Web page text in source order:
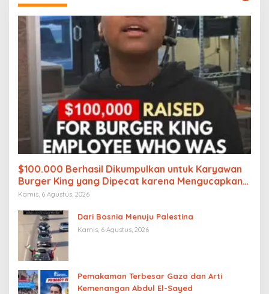
$100.000 Berhasil Dikumpulkan untuk Karyawan
Burger King yang Dipecat karena Mengucapkan
“Free Palestine”
Kamis, 6 Agustus, 2026
Dari Bosnia Menuju Palestina
Kamis, 6 Agustus, 2026
Pemakaman Terbesar Gaza dan Arti
Kemenangan Abdul El-Sayed